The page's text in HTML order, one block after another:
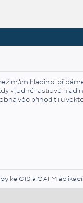
hladin si
v jedné rastrové
věc přihodit i u
ke GIS a CAFM